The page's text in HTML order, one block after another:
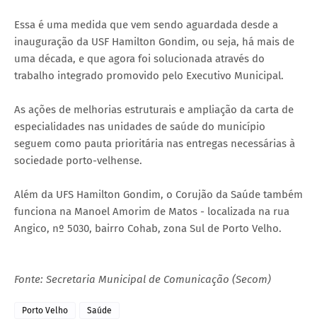
Essa é uma medida que vem sendo aguardada desde a
inauguração da USF Hamilton Gondim, ou seja, há mais de
uma década, e que agora foi solucionada através do
trabalho integrado promovido pelo Executivo Municipal.
As ações de melhorias estruturais e ampliação da carta de
especialidades nas unidades de saúde do município
seguem como pauta prioritária nas entregas necessárias à
sociedade porto-velhense.
Além da UFS Hamilton Gondim, o Corujão da Saúde também
funciona na Manoel Amorim de Matos - localizada na rua
Angico, nº 5030, bairro Cohab, zona Sul de Porto Velho.
Fonte: Secretaria Municipal de Comunicação (Secom)
Porto Velho Saúde